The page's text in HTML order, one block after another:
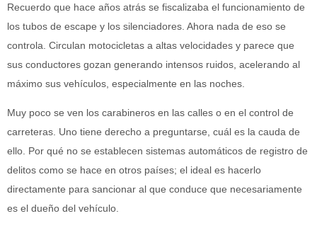
Recuerdo que hace años atrás se fiscalizaba el funcionamiento de
los tubos de escape y los silenciadores. Ahora nada de eso se
controla. Circulan motocicletas a altas velocidades y parece que
sus conductores gozan generando intensos ruidos, acelerando al
máximo sus vehículos, especialmente en las noches.
Muy poco se ven los carabineros en las calles o en el control de
carreteras. Uno tiene derecho a preguntarse, cuál es la cauda de
ello. Por qué no se establecen sistemas automáticos de registro de
delitos como se hace en otros países; el ideal es hacerlo
directamente para sancionar al que conduce que necesariamente
es el dueño del vehículo.